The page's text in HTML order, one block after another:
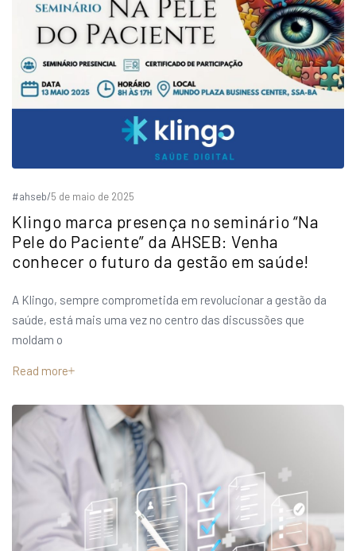
#ahseb/5 de maio de 2025
Klingo marca presença no seminário “Na
Pele do Paciente” da AHSEB: Venha
conhecer o futuro da gestão em saúde!
A Klingo, sempre comprometida em revolucionar a gestão da
saúde, está mais uma vez no centro das discussões que
moldam o
Read more